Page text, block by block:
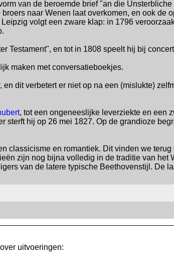
van de beroemde brief "an die
naar Wenen laat overkomen, en ook de
volgt een zware klap: in 1796
Testament", en tot in 1808 speelt hij bij
maken met conversatieboekjes.
dit verbetert er niet op na een (mislukte)
, tot een ongeneeslijke leverziekte en een
hij op 26 mei 1827. Op de grandioze
classicisme en romantiek. Dit vinden we
zijn nog bijna volledig in de traditie van het
van de latere typische Beethovenstijl. De
uitvoeringen: